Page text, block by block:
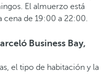
El almuerzo está
cena de 19:00 a 22:00.
Business Bay,
el tipo de habitación y la